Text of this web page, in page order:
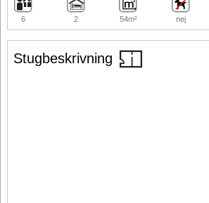
Stugbeskrivning
6 2 54m² nej